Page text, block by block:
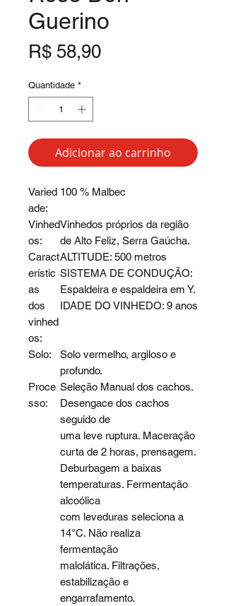
Guerino
R$ 58,90Preço
Quantidade *
Adicionar ao carrinho
Varied
ade:
100 % Malbec
Vinhed
os:
Vinhedos próprios da região
de Alto Feliz, Serra Gaúcha.
Caract
erístic
as
dos
vinhed
os:
ALTITUDE: 500 metros
SISTEMA DE CONDUÇÃO:
Espaldeira e espaldeira em Y.
IDADE DO VINHEDO: 9 anos
Solo:
Solo vermelho, argiloso e
profundo.
Proce
sso:
Seleção Manual dos cachos.
Desengace dos cachos
seguido de
uma leve ruptura. Maceração
curta de 2 horas, prensagem.
Deburbagem a baixas
temperaturas. Fermentação
alcoólica
com leveduras seleciona a
14°C. Não realiza
fermentação
malolática. Filtrações,
estabilização e
engarrafamento.